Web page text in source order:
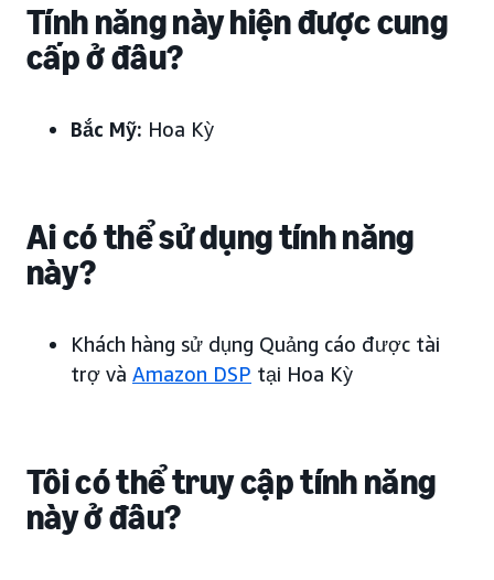
Tính năng này hiện được cung
cấp ở đâu?
Bắc Mỹ: Hoa Kỳ
Ai có thể sử dụng tính năng
này?
Khách hàng sử dụng Quảng cáo được tài
trợ và Amazon DSP tại Hoa Kỳ
Tôi có thể truy cập tính năng
này ở đâu?